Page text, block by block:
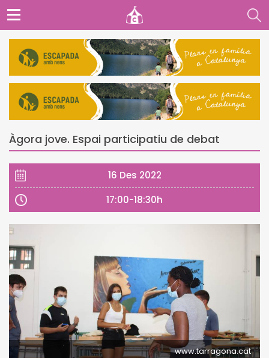
Àgora jove. Espai participatiu de debat
16 Des 2022
17:00-18:30h
www.tarragona.cat